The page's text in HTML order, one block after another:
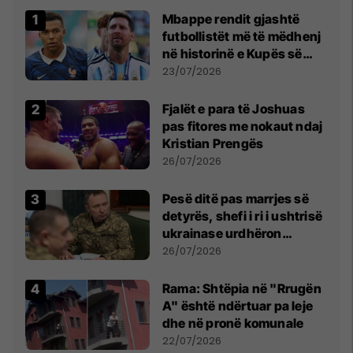
Mbappe rendit gjashtë
futbollistët më të mëdhenj
në historinë e Kupës së
Botës, Messi mbetet i dyti
23/07/2026
Fjalët e para të Joshuas
pas fitores me nokaut ndaj
Kristian Prengës
26/07/2026
Pesë ditë pas marrjes së
detyrës, shefi i ri i ushtrisë
ukrainase urdhëron
kontroll të madh
26/07/2026
Rama: Shtëpia në "Rrugën
A" është ndërtuar pa leje
dhe në pronë komunale
22/07/2026